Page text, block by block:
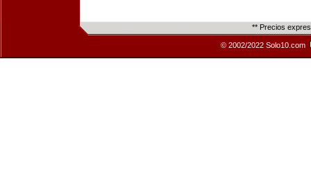
** Precios
© 2002/2022 Solo10.com